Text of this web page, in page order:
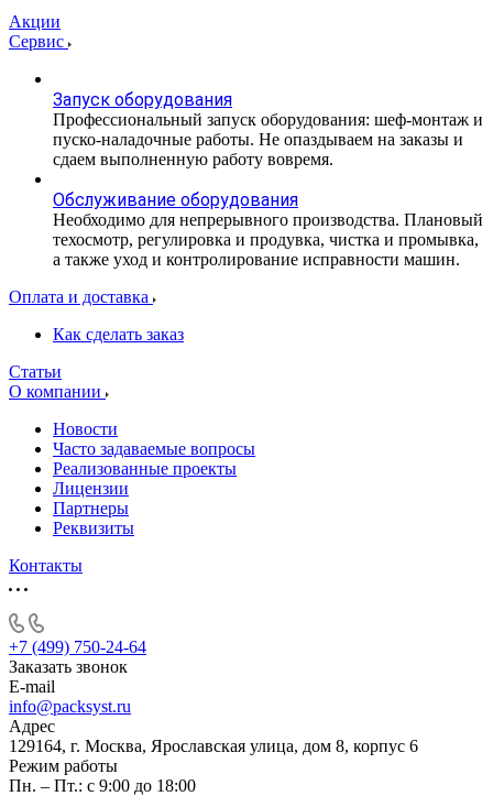
Акции
Сервис
Запуск оборудования
Профессиональный запуск оборудования: шеф-монтаж и
пуско-наладочные работы. Не опаздываем на заказы и
сдаем выполненную работу вовремя.
Обслуживание оборудования
Необходимо для непрерывного производства. Плановый
техосмотр, регулировка и продувка, чистка и промывка,
а также уход и контролирование исправности машин.
Оплата и доставка
Как сделать заказ
Статьи
О компании
Новости
Часто задаваемые вопросы
Реализованные проекты
Лицензии
Партнеры
Реквизиты
Контакты
+7 (499) 750-24-64
Заказать звонок
E-mail
info@packsyst.ru
Адрес
129164, г. Москва, Ярославская улица, дом 8, корпус 6
Режим работы
Пн. – Пт.: с 9:00 до 18:00